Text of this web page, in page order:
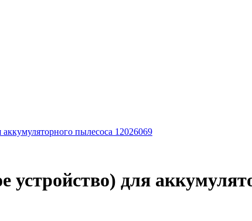
устройство) для